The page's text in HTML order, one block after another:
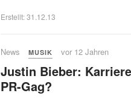
Erstellt: 31.12.13
News MUSIK vor 12 Jahren
Justin Bieber:
PR-Gag?